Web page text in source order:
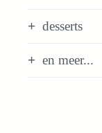
desserts
en meer...